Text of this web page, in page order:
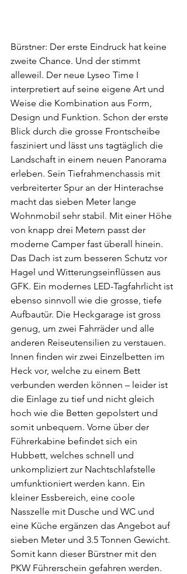
Bürstner: Der erste Eindruck hat keine
zweite Chance. Und der stimmt
alleweil. Der neue Lyseo Time I
interpretiert auf seine eigene Art und
Weise die Kombination aus Form,
Design und Funktion. Schon der erste
Blick durch die grosse Frontscheibe
fasziniert und lässt uns tagtäglich die
Landschaft in einem neuen Panorama
erleben. Sein Tiefrahmenchassis mit
verbreiterter Spur an der Hinterachse
macht das sieben Meter lange
Wohnmobil sehr stabil. Mit einer Höhe
von knapp drei Metern passt der
moderne Camper fast überall hinein.
Das Dach ist zum besseren Schutz vor
Hagel und Witterungseinflüssen aus
GFK. Ein modernes LED-Tagfahrlicht ist
ebenso sinnvoll wie die grosse, tiefe
Aufbautür. Die Heckgarage ist gross
genug, um zwei Fahrräder und alle
anderen Reiseutensilien zu verstauen.
Innen finden wir zwei Einzelbetten im
Heck vor, welche zu einem Bett
verbunden werden können – leider ist
die Einlage zu tief und nicht gleich
hoch wie die Betten gepolstert und
somit unbequem. Vorne über der
Führerkabine befindet sich ein
Hubbett, welches schnell und
unkompliziert zur Nachtschlafstelle
umfunktioniert werden kann. Ein
kleiner Essbereich, eine coole
Nasszelle mit Dusche und WC und
eine Küche ergänzen das Angebot auf
sieben Meter und 3.5 Tonnen Gewicht.
Somit kann dieser Bürstner mit den
PKW Führerschein gefahren werden.